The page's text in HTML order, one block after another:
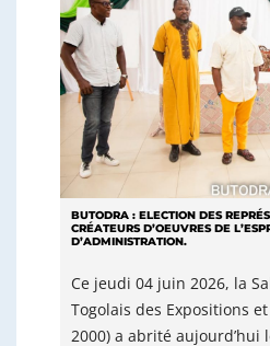
BUTODRA : ELECTION DES
CRÉATEURS D’OEUVRES DE
D’ADMINISTRATION.
Ce jeudi 04 juin 2026, la
Togolais des Expositions et
2000) a abrité aujourd’hui